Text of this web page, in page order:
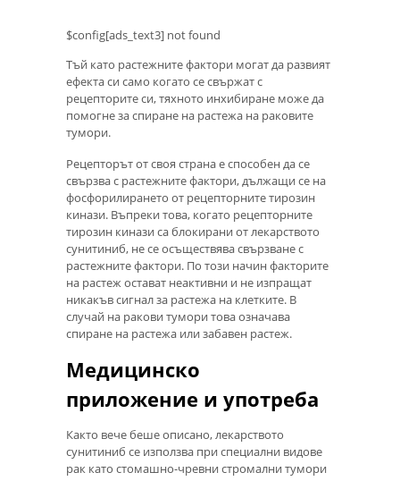
$config[ads_text3] not found
Тъй като растежните фактори могат да развият
ефекта си само когато се свържат с
рецепторите си, тяхното инхибиране може да
помогне за спиране на растежа на раковите
тумори.
Рецепторът от своя страна е способен да се
свързва с растежните фактори, дължащи се на
фосфорилирането от рецепторните тирозин
кинази. Въпреки това, когато рецепторните
тирозин кинази са блокирани от лекарството
сунитиниб, не се осъществява свързване с
растежните фактори. По този начин факторите
на растеж остават неактивни и не изпращат
никакъв сигнал за растежа на клетките. В
случай на ракови тумори това означава
спиране на растежа или забавен растеж.
Медицинско
приложение и употреба
Както вече беше описано, лекарството
сунитиниб се използва при специални видове
рак като стомашно-чревни стромални тумори